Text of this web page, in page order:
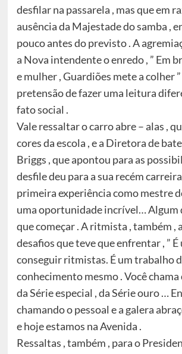
desfilar na passarela , mas que em
ausência da Majestade do samba ,
pouco antes do previsto . A
a Nova intendente o enredo , ” Em
e mulher , Guardiões mete a colher ”
pretensão de fazer uma leitura
fato social .
Vale ressaltar o carro abre – alas ,
cores da escola , e a Diretora de
Briggs , que apontou para as
desfile deu para a sua recém
primeira experiência como mestre
uma oportunidade incrível… Algum
que começar . A ritmista , também ,
desafios que teve que enfrentar , ”
conseguir ritmistas. É um trabalho
conhecimento mesmo . Você chama
da Série especial , da Série ouro …
chamando o pessoal e a galera
e hoje estamos na Avenida .
Ressaltas , também , para o